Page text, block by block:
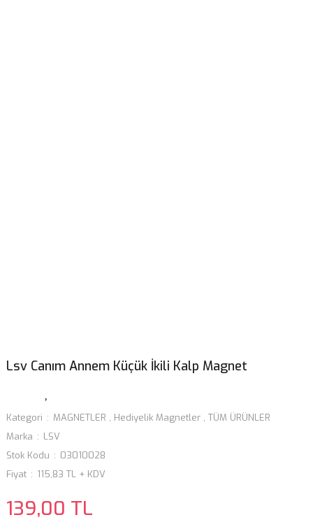
Lsv Canım Annem Küçük İkili Kalp Magnet
Kategori MAGNETLER , Hediyelik Magnetler , TÜM ÜRÜNLER
Marka
LSV
Stok Kodu
03010028
Fiyat
115,83 TL + KDV
139,00 TL